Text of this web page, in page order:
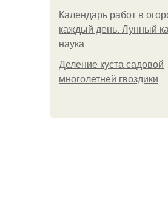
Календарь работ в
каждый день. Лунный
наука
Деление куста садовой
многолетней гвоздики